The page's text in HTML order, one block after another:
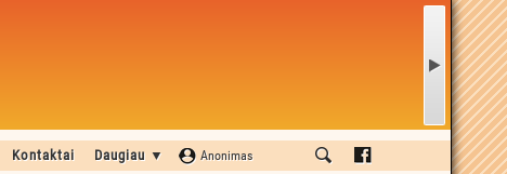
Kontaktai Daugiau ▼ Anonimas